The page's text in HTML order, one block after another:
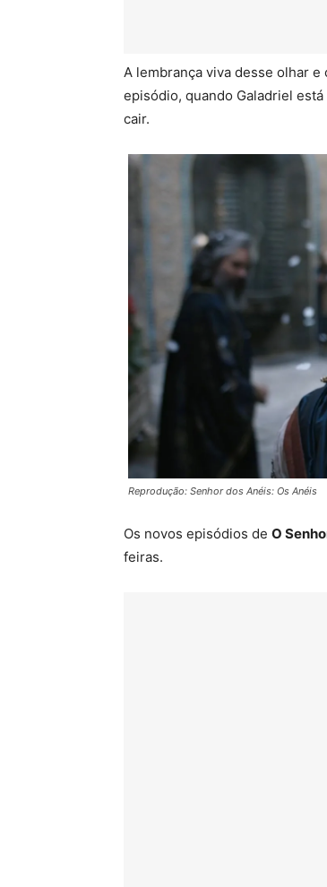
A lembrança viva desse olhar
episódio, quando Galadriel
cair.
Reprodução: Senhor dos Anéis: Os Anéis
Os novos episódios de O
feiras.